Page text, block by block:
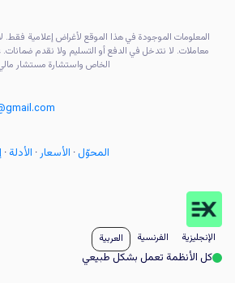
معاملات. لا نتدخل في الدفع أو التسليم ولا نقدم
الخاص واستشارة مستشار
المحوّل· الأسعار · الأدلة ·
الإنجليزية الفرنسية العربية
كل الأنظمة تعمل بشكل طبيعي